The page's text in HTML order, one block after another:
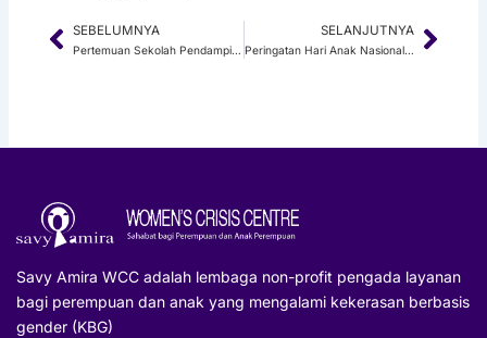
Prev
SEBELUMNYA
Pertemuan Sekolah Pendamping Penyintas (Juli 2022): Self Sabotage
SELANJUTNYA
Peringatan Hari Anak Nasional 2022 Kota SurabayaNext
Savy Amira WCC adalah lembaga non-profit pengada layanan
bagi perempuan dan anak yang mengalami kekerasan berbasis
gender (KBG)